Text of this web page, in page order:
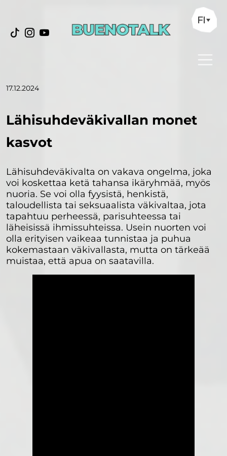
FI
17.12.2024
Lähisuhdeväkivallan monet
kasvot
Lähisuhdeväkivalta on vakava ongelma, joka
voi koskettaa ketä tahansa ikäryhmää, myös
nuoria. Se voi olla fyysistä, henkistä,
taloudellista tai seksuaalista väkivaltaa, jota
tapahtuu perheessä, parisuhteessa tai
läheisissä ihmissuhteissa. Usein nuorten voi
olla erityisen vaikeaa tunnistaa ja puhua
kokemastaan väkivallasta, mutta on tärkeää
muistaa, että apua on saatavilla.